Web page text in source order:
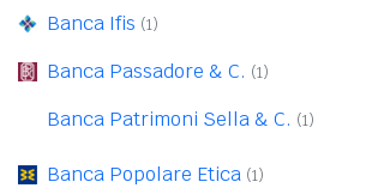
Banca Ifis (1)
Banca Passadore & C. (1)
Banca Patrimoni Sella & C. (1)
Banca Popolare Etica (1)